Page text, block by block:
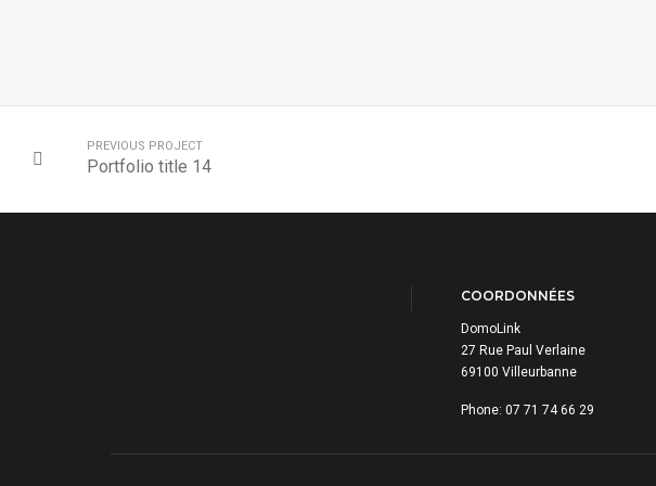
PREVIOUS PROJECT
Portfolio title 14
COORDONNÉES
DomoLink
27 Rue Paul Verlaine
69100 Villeurbanne
Phone: 07 71 74 66 29